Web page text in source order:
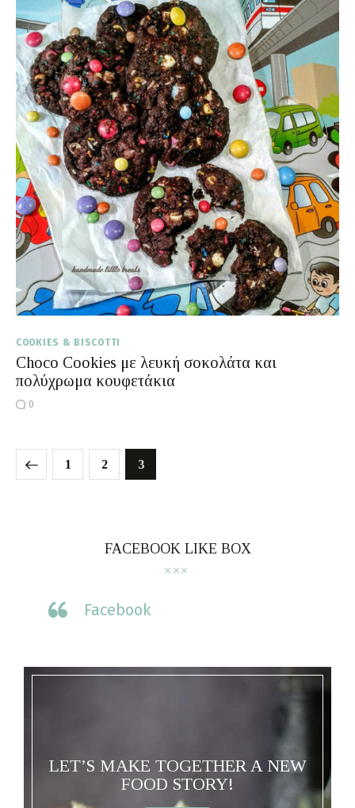
COOKIES & BISCOTTI
Choco Cookies με λευκή σοκολάτα και
πολύχρωμα κουφετάκια
0
1 2 3
FACEBOOK LIKE BOX
Facebook
LET’S MAKE TOGETHER A NEW
FOOD STORY!